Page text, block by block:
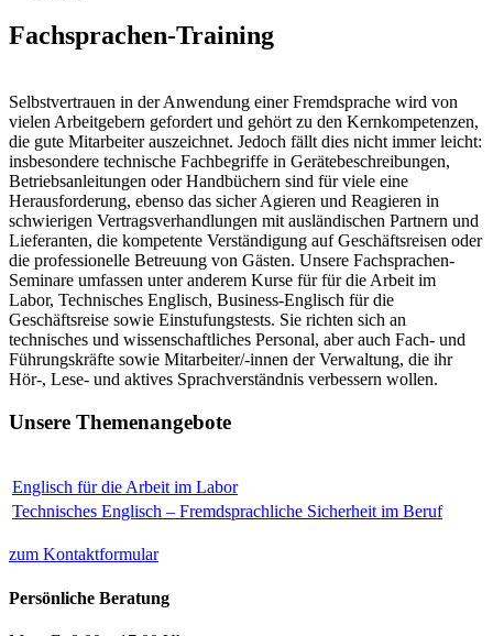
Fachsprachen-Training
Selbstvertrauen in der Anwendung einer Fremdsprache wird von
vielen Arbeitgebern gefordert und gehört zu den Kernkompetenzen,
die gute Mitarbeiter auszeichnet. Jedoch fällt dies nicht immer leicht:
insbesondere technische Fachbegriffe in Gerätebeschreibungen,
Betriebsanleitungen oder Handbüchern sind für viele eine
Herausforderung, ebenso das sicher Agieren und Reagieren in
schwierigen Vertragsverhandlungen mit ausländischen Partnern und
Lieferanten, die kompetente Verständigung auf Geschäftsreisen oder
die professionelle Betreuung von Gästen. Unsere Fachsprachen-
Seminare umfassen unter anderem Kurse für für die Arbeit im
Labor, Technisches Englisch, Business-Englisch für die
Geschäftsreise sowie Einstufungstests. Sie richten sich an
technisches und wissenschaftliches Personal, aber auch Fach- und
Führungskräfte sowie Mitarbeiter/-innen der Verwaltung, die ihr
Hör-, Lese- und aktives Sprachverständnis verbessern wollen.
Unsere Themenangebote
Englisch für die Arbeit im Labor
Technisches Englisch – Fremdsprachliche Sicherheit im Beruf
zum Kontaktformular
Persönliche Beratung